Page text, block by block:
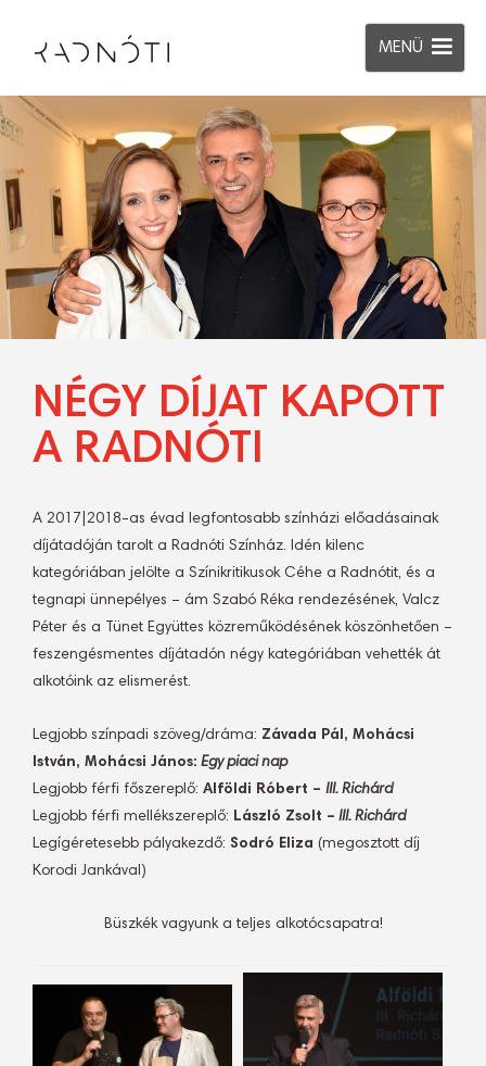
MENÜ
NÉGY DÍJAT KAPOTT
A RADNÓTI
A 2017|2018-as évad legfontosabb színházi előadásainak
díjátadóján tarolt a Radnóti Színház. Idén kilenc
kategóriában jelölte a Színikritikusok Céhe a Radnótit, és a
tegnapi ünnepélyes – ám Szabó Réka rendezésének, Valcz
Péter és a Tünet Együttes közreműködésének köszönhetően –
feszengésmentes díjátadón négy kategóriában vehették át
alkotóink az elismerést.
Legjobb színpadi szöveg/dráma: Závada Pál, Mohácsi
István, Mohácsi János: Egy piaci nap
Legjobb férfi főszereplő: Alföldi Róbert – III. Richárd
Legjobb férfi mellékszereplő: László Zsolt – III. Richárd
Legígéretesebb pályakezdő: Sodró Eliza (megosztott díj
Korodi Jankával)
Büszkék vagyunk a teljes alkotócsapatra!